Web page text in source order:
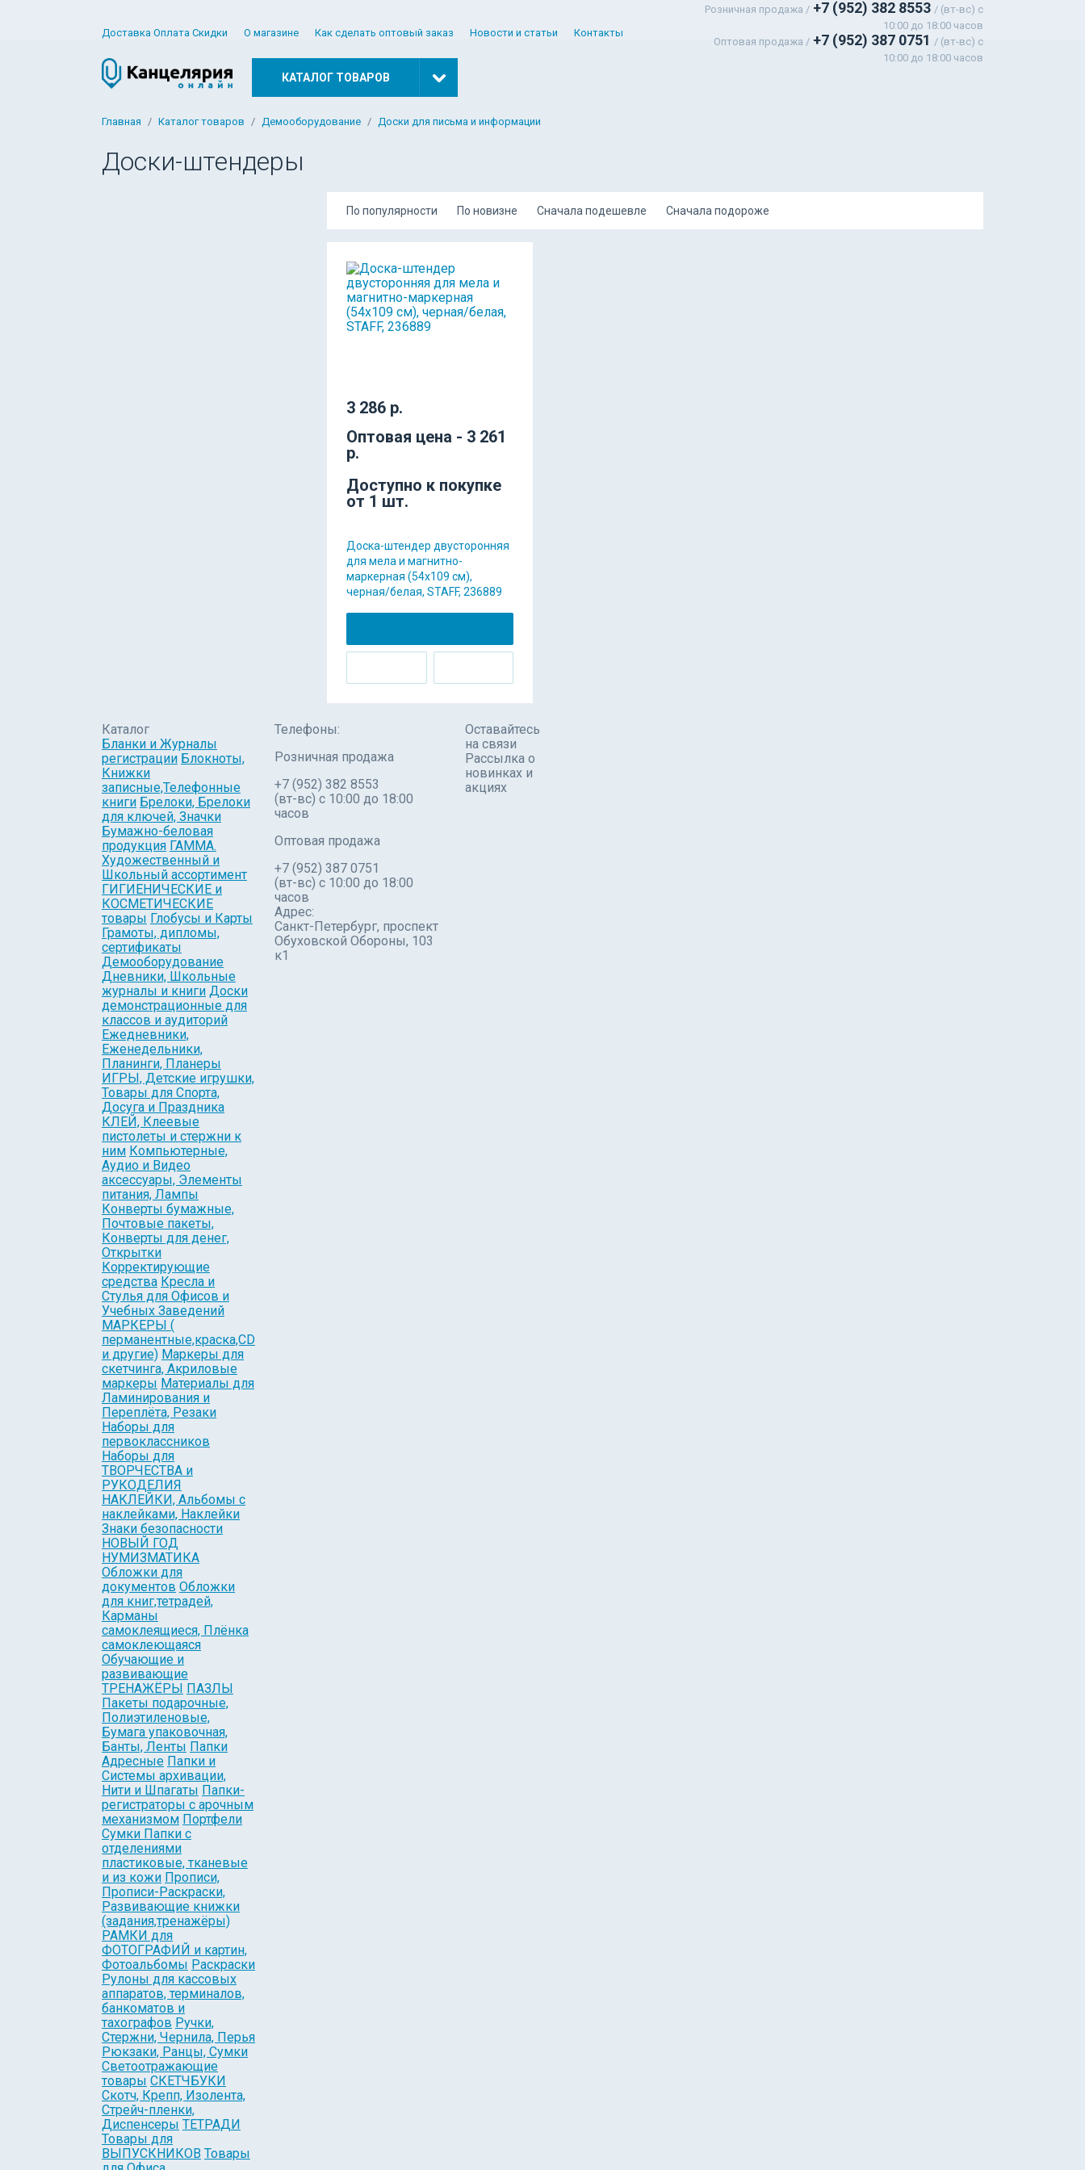
Доставка Оплата Скидки О магазине Как сделать оптовый заказ Новости и статьи Контакты
Розничная продажа / +7 (952) 382 8553 / (вт-вс) c
10:00 до 18:00 часов
Оптовая продажа / +7 (952) 387 0751 / (вт-вс) с
10:00 до 18:00 часов
КАТАЛОГ ТОВАРОВ
Главная Каталог товаров Демооборудование Доски для письма и информации
Доски-штендеры
По популярности По новизне Сначала подешевле Сначала подороже
3 286 р.
Оптовая цена - 3 261
р.
Доступно к покупке
от 1 шт.
Доска-штендер двусторонняя
для мела и магнитно-
маркерная (54х109 см),
черная/белая, STAFF, 236889
Каталог
Бланки и Журналы
регистрации Блокноты,
Книжки
записные,Телефонные
книги Брелоки, Брелоки
для ключей, Значки
Бумажно-беловая
продукция ГАММА.
Художественный и
Школьный ассортимент
ГИГИЕНИЧЕСКИЕ и
КОСМЕТИЧЕСКИЕ
товары Глобусы и Карты
Грамоты, дипломы,
сертификаты
Демооборудование
Дневники, Школьные
журналы и книги Доски
демонстрационные для
классов и аудиторий
Ежедневники,
Еженедельники,
Планинги, Планеры
ИГРЫ, Детские игрушки,
Товары для Спорта,
Досуга и Праздника
КЛЕЙ, Клеевые
пистолеты и стержни к
ним Компьютерные,
Аудио и Видео
аксессуары, Элементы
питания, Лампы
Конверты бумажные,
Почтовые пакеты,
Конверты для денег,
Открытки
Корректирующие
средства Кресла и
Стулья для Офисов и
Учебных Заведений
МАРКЕРЫ (
перманентные,краска,CD
и другие) Маркеры для
скетчинга, Акриловые
маркеры Материалы для
Ламинирования и
Переплёта, Резаки
Наборы для
первоклассников
Наборы для
ТВОРЧЕСТВА и
РУКОДЕЛИЯ
НАКЛЕЙКИ, Альбомы с
наклейками, Наклейки
Знаки безопасности
НОВЫЙ ГОД
НУМИЗМАТИКА
Обложки для
документов Обложки
для книг,тетрадей,
Карманы
самоклеящиеся, Плёнка
самоклеющаяся
Обучающие и
развивающие
ТРЕНАЖЁРЫ
ПАЗЛЫ
Пакеты подарочные,
Полиэтиленовые,
Бумага упаковочная,
Банты, Ленты Папки
Адресные Папки и
Системы архивации,
Нити и Шпагаты Папки-
регистраторы с арочным
механизмом Портфели
Сумки Папки с
отделениями
пластиковые, тканевые
и из кожи Прописи,
Прописи-Раскраски,
Развивающие книжки
(задания,тренажёры)
РАМКИ для
ФОТОГРАФИЙ и картин,
Фотоальбомы Раскраски
Рулоны для кассовых
аппаратов, терминалов,
банкоматов и
тахографов Ручки,
Стержни, Чернила, Перья
Рюкзаки, Ранцы, Сумки
Светоотражающие
товары СКЕТЧБУКИ
Скотч, Крепп, Изолента,
Стрейч-пленки,
Диспенсеры ТЕТРАДИ
Товары для
ВЫПУСКНИКОВ Товары
Телефоны:
Розничная продажа
+7 (952) 382 8553
(вт-вс) c 10:00 до 18:00
часов
Оптовая продажа
+7 (952) 387 0751
(вт-вс) с 10:00 до 18:00
часов
Адрес:
Санкт-Петербург, проспект
Обуховской Обороны, 103
к1
Оставайтесь
на связи
Рассылка о
новинках и
акциях